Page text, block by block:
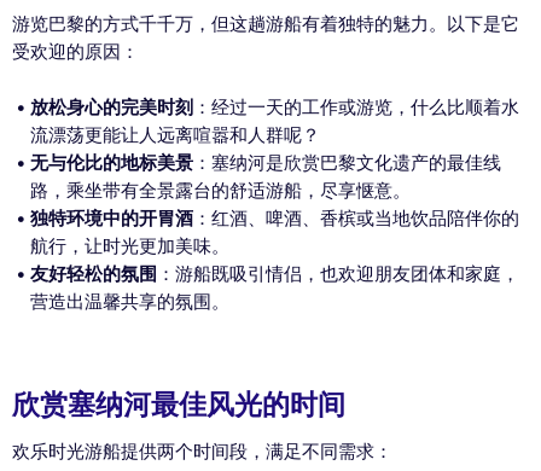
游览巴黎的方式千千万，但这趟游船有着独特的魅力。以下是它
受欢迎的原因：
放松身心的完美时刻 ：经过一天的工作或游览，什么比顺着水
流漂荡更能让人远离喧嚣和人群呢？
无与伦比的地标美景 ：塞纳河是欣赏巴黎文化遗产的最佳线
路，乘坐带有全景露台的舒适游船，尽享惬意。
独特环境中的开胃酒 ：红酒、啤酒、香槟或当地饮品陪伴你的
航行，让时光更加美味。
友好轻松的氛围 ：游船既吸引情侣，也欢迎朋友团体和家庭，
营造出温馨共享的氛围。
欣赏塞纳河最佳风光的时间
欢乐时光游船提供两个时间段，满足不同需求：